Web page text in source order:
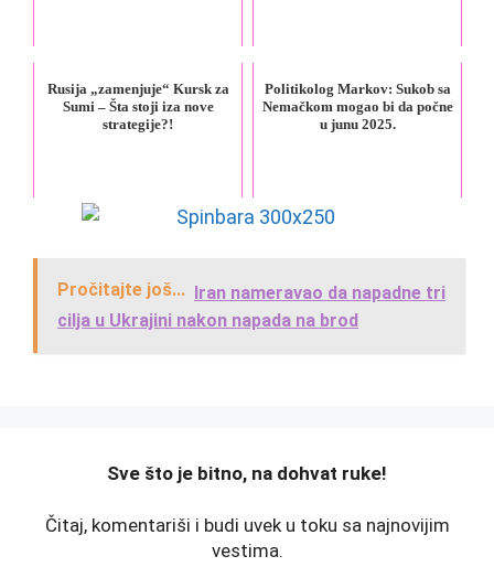
Rusija „zamenjuje“ Kursk za
Sumi – Šta stoji iza nove
strategije?!
Politikolog Markov: Sukob sa
Nemačkom mogao bi da počne
u junu 2025.
Pročitajte još... Iran nameravao da napadne tri
cilja u Ukrajini nakon napada na brod
️Sve što je bitno, na dohvat ruke!
Čitaj, komentariši i budi uvek u toku sa najnovijim
vestima.